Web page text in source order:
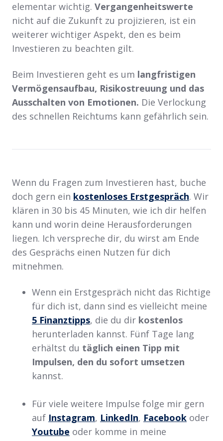
elementar wichtig. Vergangenheitswerte
nicht auf die Zukunft zu projizieren, ist ein
weiterer wichtiger Aspekt, den es beim
Investieren zu beachten gilt.
Beim Investieren geht es um langfristigen
Vermögensaufbau, Risikostreuung und das
Ausschalten von Emotionen. Die Verlockung
des schnellen Reichtums kann gefährlich sein.
Wenn du Fragen zum Investieren hast, buche
doch gern ein kostenloses Erstgespräch. Wir
klären in 30 bis 45 Minuten, wie ich dir helfen
kann und worin deine Herausforderungen
liegen. Ich verspreche dir, du wirst am Ende
des Gesprächs einen Nutzen für dich
mitnehmen.
Wenn ein Erstgespräch nicht das Richtige
für dich ist, dann sind es vielleicht meine
5 Finanztipps, die du dir kostenlos
herunterladen kannst. Fünf Tage lang
erhältst du täglich einen Tipp mit
Impulsen, den du sofort umsetzen
kannst.
Für viele weitere Impulse folge mir gern
auf Instagram, LinkedIn, Facebook oder
Youtube oder komme in meine